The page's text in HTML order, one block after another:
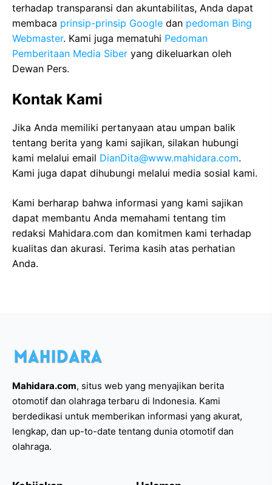
terhadap transparansi dan akuntabilitas, Anda dapat
membaca prinsip-prinsip Google dan pedoman Bing
Webmaster. Kami juga mematuhi Pedoman
Pemberitaan Media Siber yang dikeluarkan oleh
Dewan Pers.
Kontak Kami
Jika Anda memiliki pertanyaan atau umpan balik
tentang berita yang kami sajikan, silakan hubungi
kami melalui email DianDita@www.mahidara.com.
Kami juga dapat dihubungi melalui media sosial kami.
Kami berharap bahwa informasi yang kami sajikan
dapat membantu Anda memahami tentang tim
redaksi Mahidara.com dan komitmen kami terhadap
kualitas dan akurasi. Terima kasih atas perhatian
Anda.
Mahidara.com, situs web yang menyajikan berita
otomotif dan olahraga terbaru di Indonesia. Kami
berdedikasi untuk memberikan informasi yang akurat,
lengkap, dan up-to-date tentang dunia otomotif dan
olahraga.